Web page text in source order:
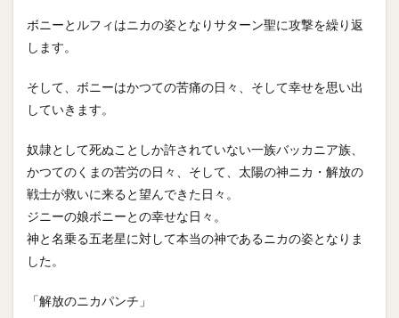
ボニーとルフィはニカの姿となりサターン聖に攻撃を繰り返
します。
そして、ボニーはかつての苦痛の日々、そして幸せを思い出
していきます。
奴隷として死ぬことしか許されていない一族バッカニア族、
かつてのくまの苦労の日々、そして、太陽の神ニカ・解放の
戦士が救いに来ると望んできた日々。
ジニーの娘ボニーとの幸せな日々。
神と名乗る五老星に対して本当の神であるニカの姿となりま
した。
「解放のニカパンチ」